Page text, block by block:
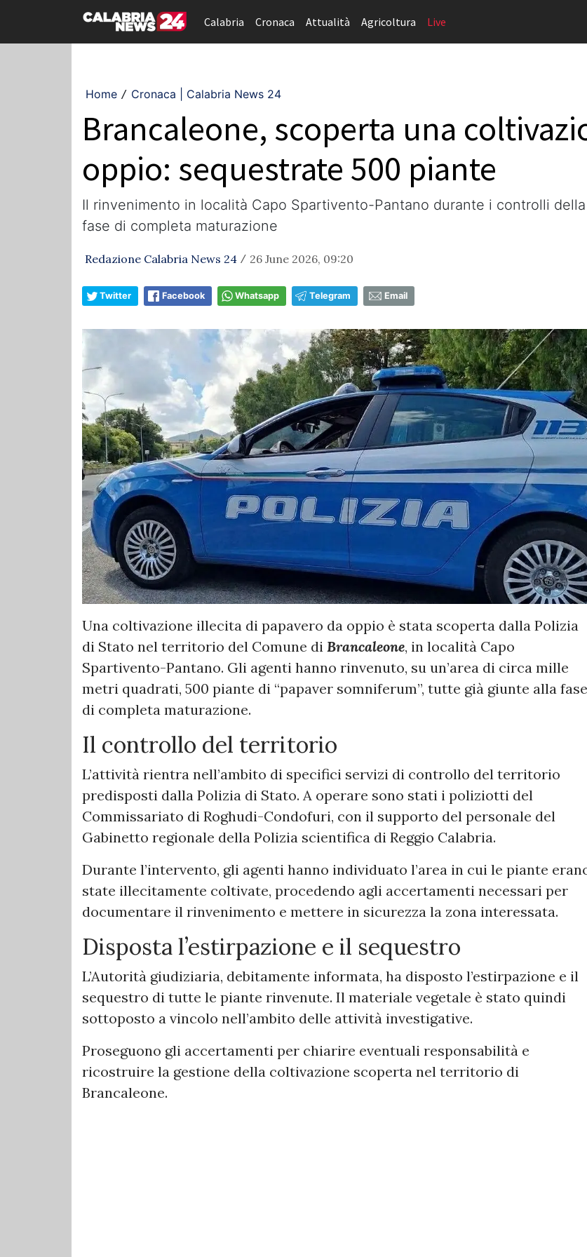
Calabria Cronaca Attualità Agricoltura Live
Home / Cronaca | Calabria News 24
Brancaleone, scoperta una
oppio: sequestrate 500 piante
Il rinvenimento in località Capo Spartivento-Pantano durante i controlli
fase di completa maturazione
Redazione Calabria News 24 / 26 June 2026, 09:20
Twitter Facebook Whatsapp Telegram Email
Una coltivazione illecita di papavero da oppio è stata scoperta dalla Polizia
di Stato nel territorio del Comune di Brancaleone, in località Capo
Spartivento-Pantano. Gli agenti hanno rinvenuto, su un’area di circa mille
metri quadrati, 500 piante di “papaver somniferum”, tutte già giunte alla fase
di completa maturazione.
Il controllo del territorio
L’attività rientra nell’ambito di specifici servizi di controllo del territorio
predisposti dalla Polizia di Stato. A operare sono stati i poliziotti del
Commissariato di Roghudi-Condofuri, con il supporto del personale del
Gabinetto regionale della Polizia scientifica di Reggio Calabria.
Durante l’intervento, gli agenti hanno individuato l’area in cui le piante
state illecitamente coltivate, procedendo agli accertamenti necessari per
documentare il rinvenimento e mettere in sicurezza la zona interessata.
Disposta l’estirpazione e il sequestro
L’Autorità giudiziaria, debitamente informata, ha disposto l’estirpazione e il
sequestro di tutte le piante rinvenute. Il materiale vegetale è stato quindi
sottoposto a vincolo nell’ambito delle attività investigative.
Proseguono gli accertamenti per chiarire eventuali responsabilità e
ricostruire la gestione della coltivazione scoperta nel territorio di
Brancaleone.